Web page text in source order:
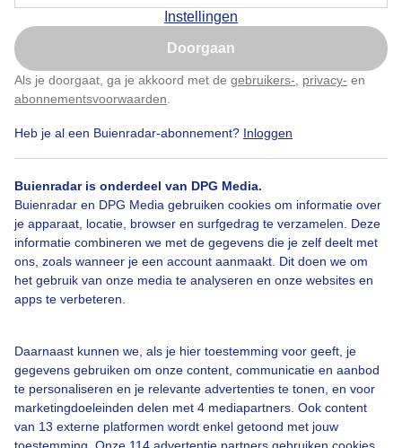
Instellingen
Doorgaan
Als je doorgaat, ga je akkoord met de gebruikers- privacy- en
abonnementsvoorwaarden
Heb je al een Buienradar-abonnement? Inloggen
Buienradar is onderdeel van DPG Media.
Buienradar en DPG Media gebruiken cookies om informatie over
je apparaat, locatie, browser en surfgedrag te verzamelen. Deze
informatie combineren we met de gegevens die je zelf deelt met
ons, zoals wanneer je een account aanmaakt. Dit doen we om
het gebruik van onze media te analyseren en onze websites en
apps te verbeteren.
Daarnaast kunnen we, als je hier toestemming voor geeft, je
gegevens gebruiken om onze content, communicatie en aanbod
te personaliseren en je relevante advertenties te tonen, en voor
marketingdoeleinden delen met 4 mediapartners. Ook content
van 13 externe platformen wordt enkel getoond met jouw
Door: Jos Hendriks Gemaakt: 18-05-2026, 91x bekeken
2
Bekijk slideshow
Over Buienradar
Nu niet, misschien later
Klik hierom dit aan te passen